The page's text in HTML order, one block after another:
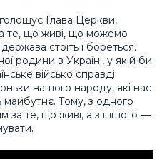
Глава Церкви,
те, що живі, що можемо
стоїть і бореться.
родини в Україні, у якій би
військо справді
нашого народу, які нас
Тому, з одного
за те, що живі, а з іншого —